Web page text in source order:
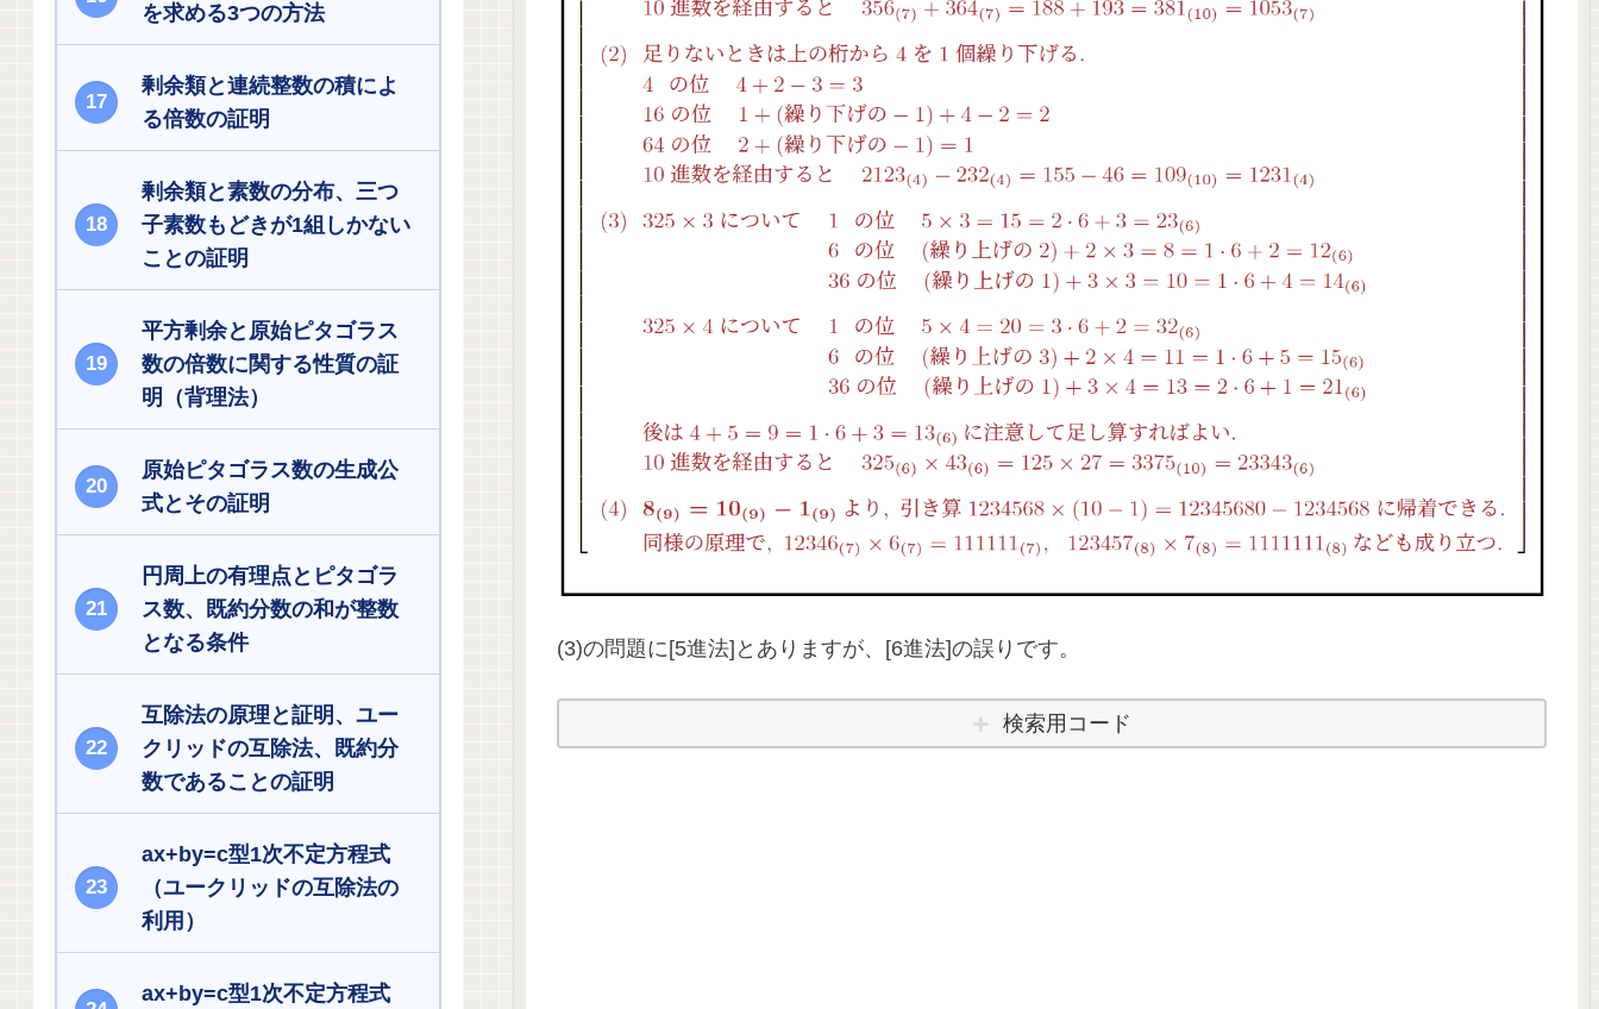
(3)の問題に[5進法]とありますが、[6進法]の誤りです。
検索用コード
を求める3つの方法
剰余類と連続整数の積によ
る倍数の証明
剰余類と素数の分布、三つ
子素数もどきが1組しかない
ことの証明
平方剰余と原始ピタゴラス
数の倍数に関する性質の証
明（背理法）
原始ピタゴラス数の生成公
式とその証明
円周上の有理点とピタゴラ
ス数、既約分数の和が整数
となる条件
互除法の原理と証明、ユー
クリッドの互除法、既約分
数であることの証明
ax+by=c型1次不定方程式
（ユークリッドの互除法の
利用）
ax+by=c型1次不定方程式